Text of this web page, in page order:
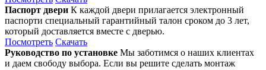
Паспорт двери К каждой двери прилагается электронный
паспорти специальный гарантийный талон сроком до 3 лет,
который доставляется вместе с дверью.
Посмотреть Скачать
Руководство по установке Мы заботимся о наших клиентах
и даем свободу выбора. Если вы решите сделать монтаж